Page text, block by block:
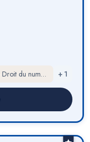
Droit de la propriété intellectuelle – Droit du numérique
+ 1